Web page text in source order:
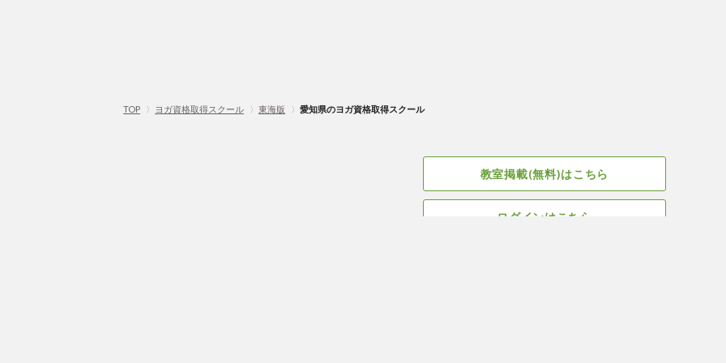
TOP 〉 ヨガ資格取得スクール 〉 東海版 〉 愛知県のヨガ資格取得スクール
教室掲載(無料)はこちら
ログインはこちら